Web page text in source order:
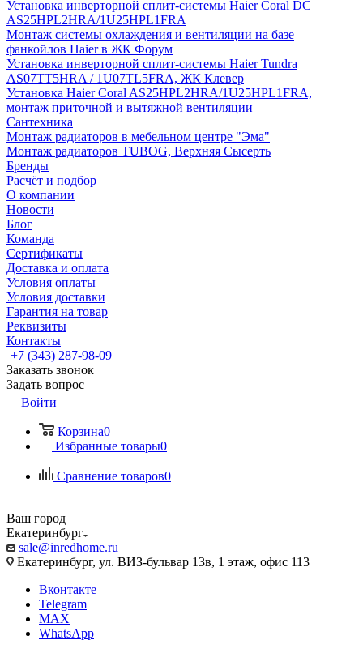
Установка инверторной сплит-системы Haier Coral DC
AS25HPL2HRA/1U25HPL1FRA
Монтаж системы охлаждения и вентиляции на базе
фанкойлов Haier в ЖК Форум
Установка инверторной сплит-системы Haier Tundra
AS07TT5HRA / 1U07TL5FRA, ЖК Клевер
Установка Haier Coral AS25HPL2HRA/1U25HPL1FRA,
монтаж приточной и вытяжной вентиляции
Сантехника
Монтаж радиаторов в мебельном центре "Эма"
Монтаж радиаторов TUBOG, Верхняя Сысерть
Бренды
Расчёт и подбор
О компании
Новости
Блог
Команда
Сертификаты
Доставка и оплата
Условия оплаты
Условия доставки
Гарантия на товар
Реквизиты
Контакты
+7 (343) 287-98-09
Заказать звонок
Задать вопрос
Войти
Корзина0
Избранные товары0
Сравнение товаров0
Ваш город
Екатеринбург
sale@inredhome.ru
Екатеринбург, ул. ВИЗ-бульвар 13в, 1 этаж, офис 113
Вконтакте
Telegram
MAX
WhatsApp